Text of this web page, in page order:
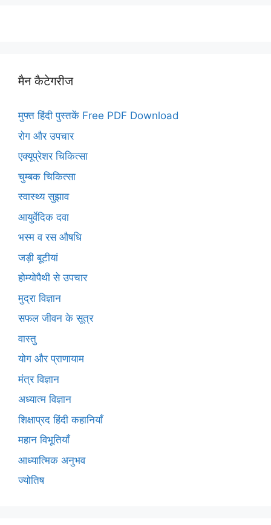
मैन कैटेगरीज
मुफ्त हिंदी पुस्तकें Free PDF Download
रोग और उपचार
एक्यूप्रेशर चिकित्सा
चुम्बक चिकित्सा
स्वास्थ्य सुझाव
आयुर्वेदिक दवा
भस्म व रस औषधि
जड़ी बूटीयां
होम्योपैथी से उपचार
मुद्रा विज्ञान
सफल जीवन के सूत्र
वास्तु
योग और प्राणायाम
मंत्र विज्ञान
अध्यात्म विज्ञान
शिक्षाप्रद हिंदी कहानियाँ
महान विभूतियाँ
आध्यात्मिक अनुभव
ज्योतिष